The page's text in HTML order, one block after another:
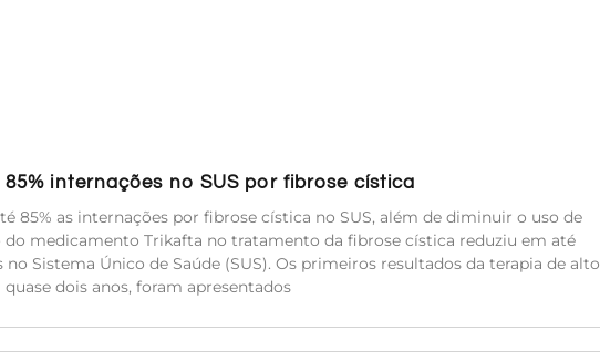
internações no SUS por fibrose cística
85% as internações por fibrose cística no SUS, além de diminuir o uso de
do medicamento Trikafta no tratamento da fibrose cística reduziu em até
Sistema Único de Saúde (SUS). Os primeiros resultados da terapia de alto
dois anos, foram apresentados